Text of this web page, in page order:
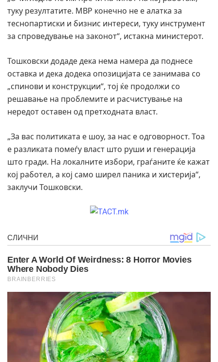
туку резултатите. МВР конечно не е алатка за
теснопартиски и бизнис интереси, туку инструмент
за спроведување на законот“, истакна министерот.
Тошковски додаде дека нема намера да поднесе
оставка и дека додека опозицијата се занимава со
„спинови и конструкции“, тој ќе продолжи со
решавање на проблемите и расчистување на
нередот оставен од претходната власт.
„За вас политиката е шоу, за нас е одговорност. Тоа
е разликата помеѓу власт што руши и генерација
што гради. На локалните избори, граѓаните ќе кажат
кој работел, а кој само ширел паника и хистерија“,
заклучи Тошковски.